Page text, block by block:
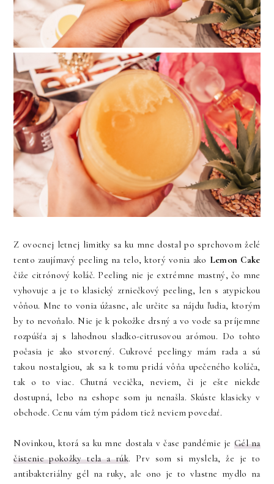
Z ovocnej letnej limitky sa ku mne dostal po sprchovom želé
tento zaujímavý peeling na telo, ktorý vonia ako Lemon Cake
čiže citrónový koláč. Peeling nie je extrémne mastný, čo mne
vyhovuje a je to klasický zrniečkový peeling, len s atypickou
vôňou. Mne to vonia úžasne, ale určite sa nájdu ľudia, ktorým
by to nevoňalo. Nie je k pokožke drsný a vo vode sa príjemne
rozpúšťa aj s lahodnou sladko-citrusovou arómou. Do tohto
počasia je ako stvorený. Cukrové peelingy mám rada a sú
takou nostalgiou, ak sa k tomu pridá vôňa upečeného koláča,
tak o to viac. Chutná vecička, neviem, či je ešte niekde
dostupná, lebo na eshope som ju nenašla. Skúste klasicky v
obchode. Cenu vám tým pádom tiež neviem povedať.
Novinkou, ktorá sa ku mne dostala v čase pandémie je Gél na
čistenie pokožky tela a rúk. Prv som si myslela, že je to
antibakteriálny gél na ruky, ale ono je to vlastne mydlo na